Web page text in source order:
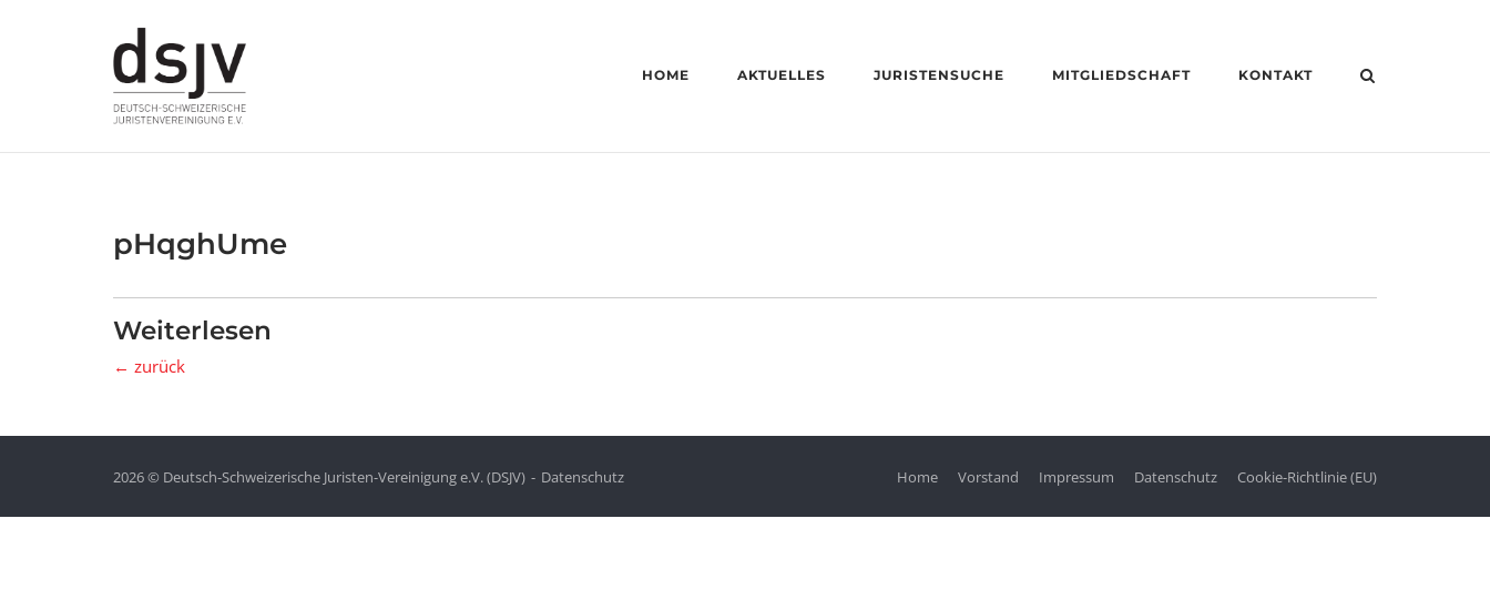
HOME AKTUELLES JURISTENSUCHE MITGLIEDSCHAFT KONTAKT
pHqghUme
Weiterlesen
← zurück
2026 © Deutsch-Schweizerische Juristen-Vereinigung e.V. (DSJV) Datenschutz Home Vorstand Impressum Datenschutz Cookie-Richtlinie (EU)